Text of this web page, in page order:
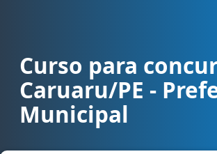
Curso para concurso Caruaru/PE - Prefeitura
Curso para
Caruaru/PE -
Municipal